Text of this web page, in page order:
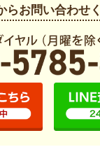
らお問い合わせ